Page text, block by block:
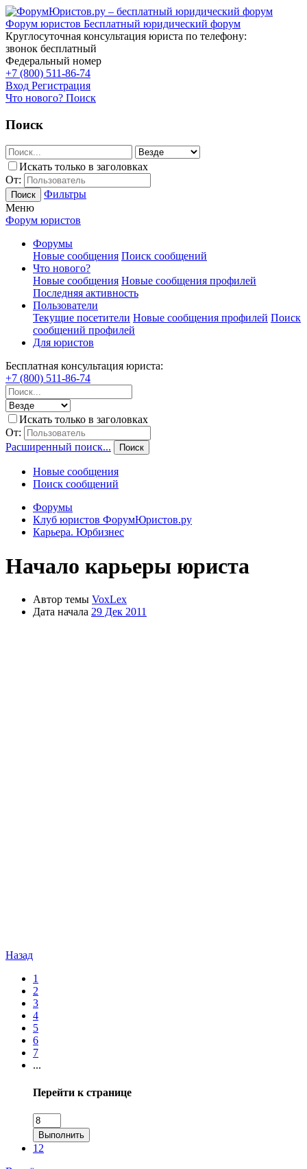
Форум юристов Бесплатный юридический форум
Круглосуточная консультация юриста по телефону:
звонок бесплатный
Федеральный номер
+7 (800) 511-86-74
Вход Регистрация
Что нового? Поиск
Поиск
Искать только в заголовках
От:
Поиск
Фильтры
Меню
Форум юристов
Форумы
Новые сообщения Поиск сообщений
Что нового?
Новые сообщения Новые сообщения профилей
Последняя активность
Пользователи
Текущие посетители Новые сообщения профилей Поиск
сообщений профилей
Для юристов
Бесплатная консультация юриста:
+7 (800) 511-86-74
Искать только в заголовках
От:
Расширенный поиск...
Поиск
Новые сообщения
Поиск сообщений
Форумы
Клуб юристов ФорумЮристов.ру
Карьера. Юрбизнес
Начало карьеры юриста
Автор темы VoxLex
Дата начала 29 Дек 2011
Назад
1
2
3
4
5
6
7
...
Перейти к странице
Выполнить
12